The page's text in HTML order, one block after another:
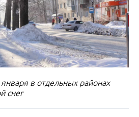
в отдельных районах
снег